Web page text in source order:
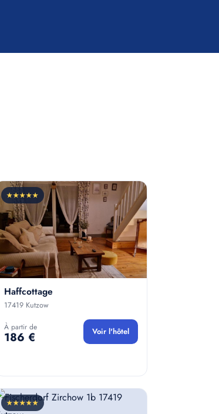
★★★★★
Haffcottage
17419 Kutzow
À partir de
186 € Voir l'hôtel
★★★★★